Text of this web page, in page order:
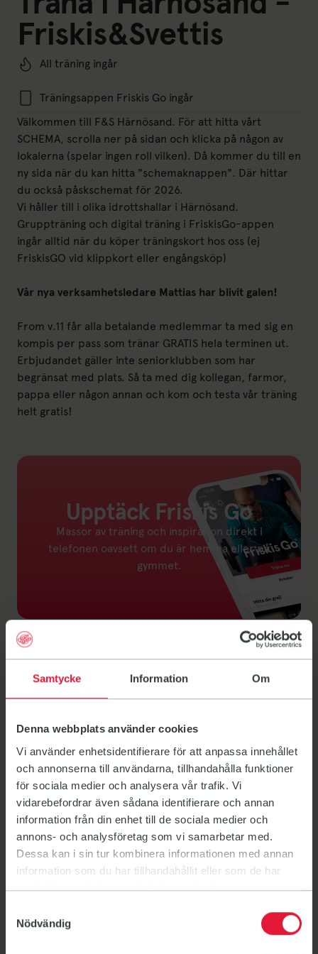
Samtycke Information Om
Denna webbplats använder cookies
Vi använder enhetsidentifierare för att anpassa innehållet
och annonserna till användarna, tillhandahålla funktioner
för sociala medier och analysera vår trafik. Vi
vidarebefordrar även sådana identifierare och annan
information från din enhet till de sociala medier och
annons- och analysföretag som vi samarbetar med.
Dessa kan i sin tur kombinera informationen med annan
information som du har tillhandahållit eller som de har
samlat in när du har använt deras tjänster.
Nödvändig
Friskis&Svettis
All träning ingår
Träningsappen Friskis Go ingår
Välkommen till F&S Härnösand. För att hitta vårt
SCHEMA, scrolla ner på sidan och klicka på någon av
lokalerna (spelar ingen roll vilken). Då kommer du till en
ny sida när du kan hitta "schemaknappen". Där hittar
du också påskschemat för 2026.
Vi håller till i olika idrottshallar i Härnösand.
Gruppträning och digital träning i FriskisGo-appen
ingår alltid när du köper träningskort hos oss (ej
FriskisGO vid klippkort eller engångsköp)
Vår nya verksamhetsledare Mattias har blivit galen!
From v.11 får alla betalande medlemmar ta med sig en
kompis per pass som tränar GRATIS hela terminen ut.
Erbjudandet gäller inte seniorklubben som har
begränsat med plats. Så ta med dig kollegan, farmor,
pappa eller någon annan och kom och testa vår träning
helt gratis!
Upptäck Friskis Go
Massor av träning och inspiration direkt i
telefonen oavsett om du är hemma eller på
gymmet.
Kontakt
0732-745481
Länk till: Bli medlem
Bli medlem
Länk till: Föreningsinformation
Föreningsinformation
Här kan du träna
Gerestaskolans idrottshall
Gerestaskolans idrottshall